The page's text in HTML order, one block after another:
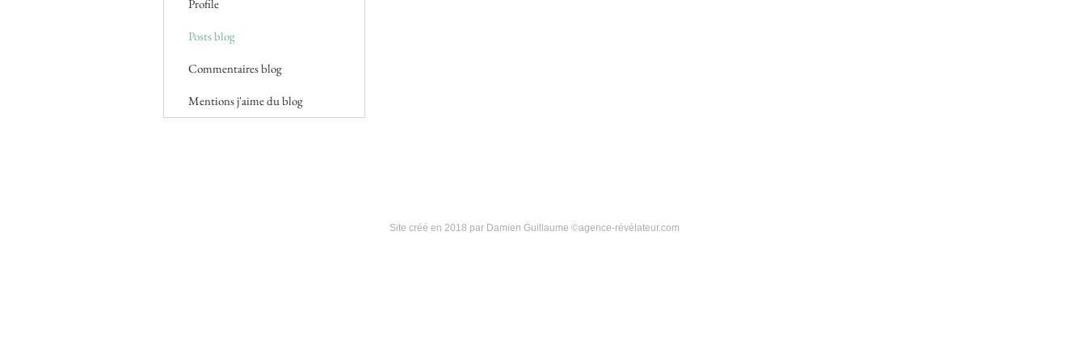
Profile
Posts blog
Commentaires blog
Mentions j'aime du blog
Site créé en 2018 par Damien Guillaume ©agence-révélateur.com